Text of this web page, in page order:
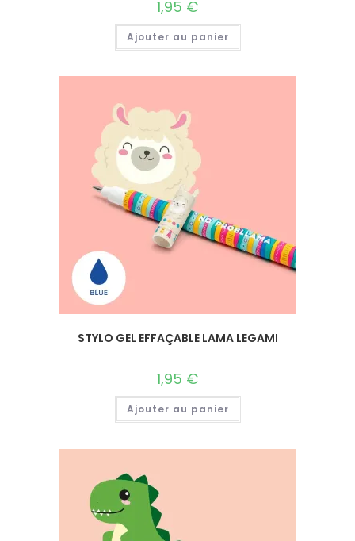
1,95 €
Ajouter au panier
STYLO GEL EFFAÇABLE LAMA LEGAMI
1,95 €
Ajouter au panier